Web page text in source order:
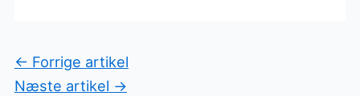
← Forrige artikel
Næste artikel →